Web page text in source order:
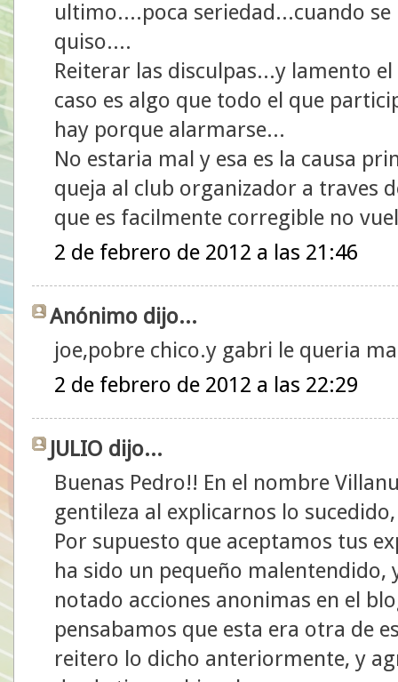
ultimo....poca seriedad...cuando
quiso....
Reiterar las disculpas...y lamento
caso es algo que todo el que
hay porque alarmarse...
No estaria mal y esa es la causa
queja al club organizador a traves
que es facilmente corregible no
2 de febrero de 2012 a las 21:46
Anónimo dijo...
joe,pobre chico.y gabri le queria
2 de febrero de 2012 a las 22:29
JULIO dijo...
Buenas Pedro!! En el nombre
gentileza al explicarnos lo
Por supuesto que aceptamos tus
ha sido un pequeño
notado acciones anonimas en el
pensabamos que esta era otra de
reitero lo dicho anteriormente, y